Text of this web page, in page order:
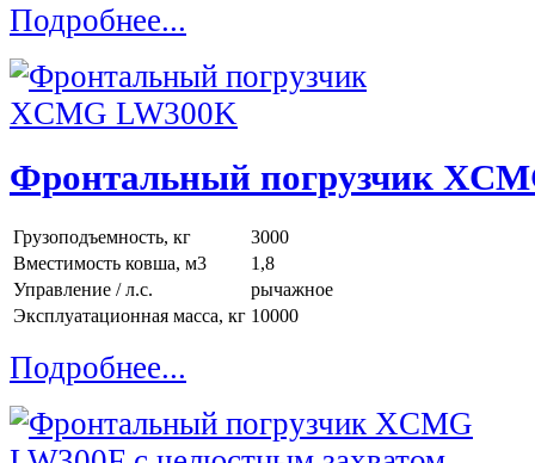
Подробнее...
Фронтальный погрузчик
Грузоподъемность, кг
3000
Вместимость ковша, м3
1,8
Управление / л.с.
рычажное
Эксплуатационная масса, кг 10000
Подробнее...